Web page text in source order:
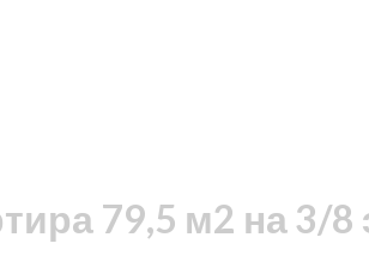
79,5 м2 на 3/8